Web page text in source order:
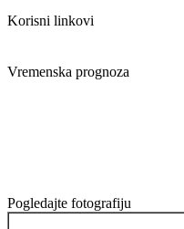
Korisni linkovi
Vremenska prognoza
Pogledajte fotografiju